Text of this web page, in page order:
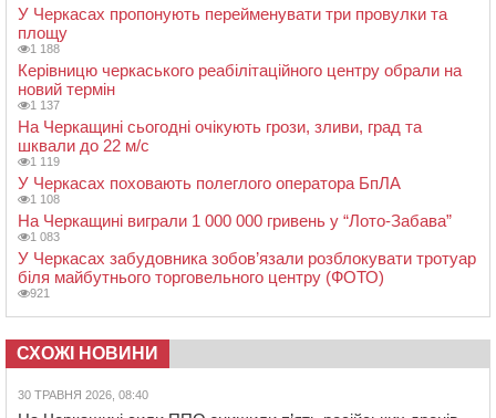
У Черкасах пропонують перейменувати три провулки та
площу
1 188
Керівницю черкаського реабілітаційного центру обрали на
новий термін
1 137
На Черкащині сьогодні очікують грози, зливи, град та
шквали до 22 м/с
1 119
У Черкасах поховають полеглого оператора БпЛА
1 108
На Черкащині виграли 1 000 000 гривень у “Лото-Забава”
1 083
У Черкасах забудовника зобов’язали розблокувати тротуар
біля майбутнього торговельного центру (ФОТО)
921
СХОЖІ НОВИНИ
30 ТРАВНЯ 2026, 08:40